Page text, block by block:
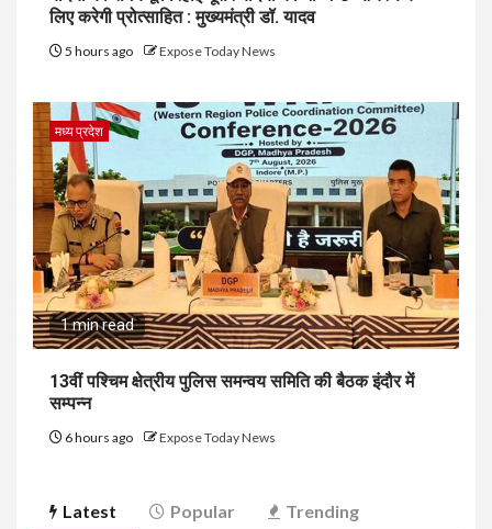
लिए करेगी प्रोत्साहित : मुख्यमंत्री डॉ. यादव
5 hours ago Expose Today News
मध्य प्रदेश
1 min read
13वीं पश्चिम क्षेत्रीय पुलिस समन्वय समिति की बैठक इंदौर में
सम्पन्न
6 hours ago Expose Today News
Latest Popular Trending